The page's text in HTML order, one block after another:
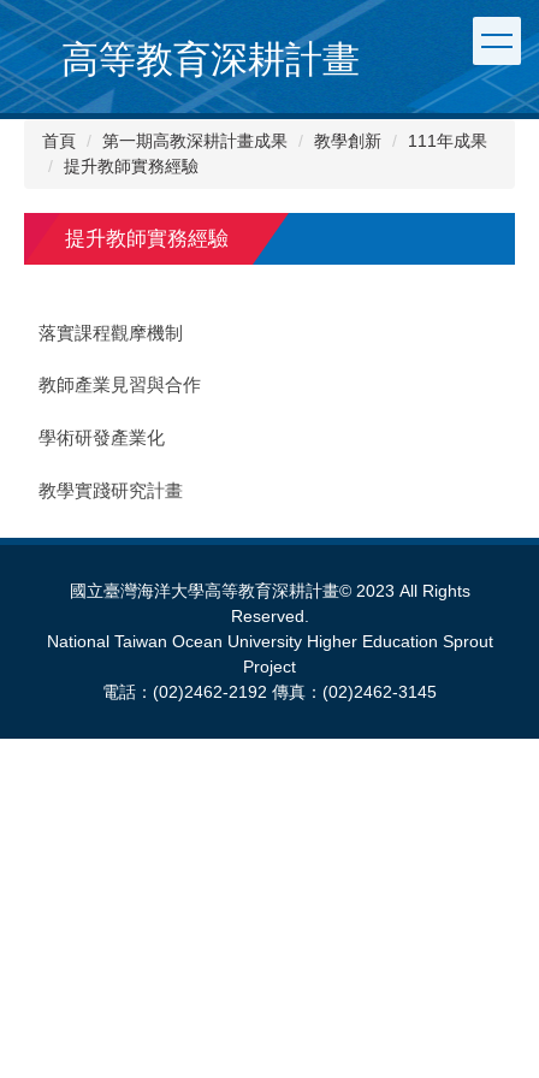
跳
到
主
要
內
高等教育深耕計畫
首頁 第一期高教深耕計畫成果 教學創新
111年成果
提升教師實務經驗
提升教師實務經驗
落實課程觀摩機制
教師產業見習與合作
學術研發產業化
教學實踐研究計畫
國立臺灣海洋大學高等教育深耕計畫© 2023 All Rights
Reserved.
National Taiwan Ocean University Higher Education Sprout
Project
電話：(02)2462-2192 傳真：(02)2462-3145